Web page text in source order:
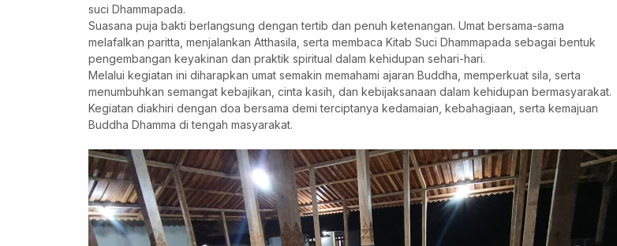
suci Dhammapada.
Suasana puja bakti berlangsung dengan tertib dan penuh ketenangan. Umat bersama-sama
melafalkan paritta, menjalankan Atthasila, serta membaca Kitab Suci Dhammapada sebagai bentuk
pengembangan keyakinan dan praktik spiritual dalam kehidupan sehari-hari.
Melalui kegiatan ini diharapkan umat semakin memahami ajaran Buddha, memperkuat sila, serta
menumbuhkan semangat kebajikan, cinta kasih, dan kebijaksanaan dalam kehidupan bermasyarakat.
Kegiatan diakhiri dengan doa bersama demi terciptanya kedamaian, kebahagiaan, serta kemajuan
Buddha Dhamma di tengah masyarakat.